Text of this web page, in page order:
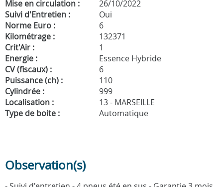
Mise en circulation :
26/10/2022
Suivi d'Entretien :
Oui
Norme Euro :
6
Kilométrage :
132371
Crit'Air :
1
Energie :
Essence Hybride
CV (fiscaux) :
6
Puissance (ch) :
110
Cylindrée :
999
Localisation :
13 - MARSEILLE
Type de boite :
Automatique
Observation(s)